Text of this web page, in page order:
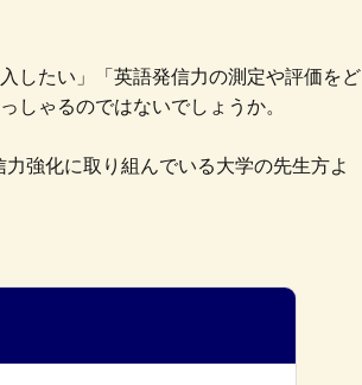
したい」「英語発信力の測定や評価をど
しゃるのではないでしょうか。
強化に取り組んでいる大学の先生方よ